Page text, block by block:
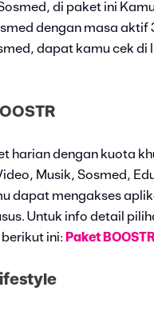
di paket ini
dengan masa aktif
dapat kamu cek di
harian dengan kuota
Musik, Sosmed,
dapat mengakses
Untuk info detail
ini: Paket BOOSTR